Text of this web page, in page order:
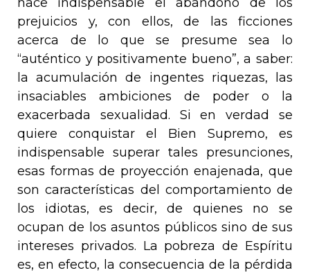
prejuicios y, con ellos, de las ficciones
acerca de lo que se presume sea lo
“auténtico y positivamente bueno”, a saber:
la acumulación de ingentes riquezas, las
insaciables ambiciones de poder o la
exacerbada sexualidad. Si en verdad se
quiere conquistar el Bien Supremo, es
indispensable superar tales presunciones,
esas formas de proyección enajenada, que
son características del comportamiento de
los idiotas, es decir, de quienes no se
ocupan de los asuntos públicos sino de sus
intereses privados. La pobreza de Espíritu
es, en efecto, la consecuencia de la pérdida